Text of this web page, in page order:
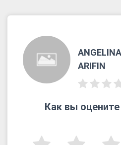
ARIFIN
Как вы